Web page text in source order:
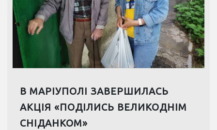
В МАРІУПОЛІ ЗАВЕРШИЛАСЬ
АКЦІЯ «ПОДІЛИСЬ ВЕЛИКОДНІМ
СНІДАНКОМ»